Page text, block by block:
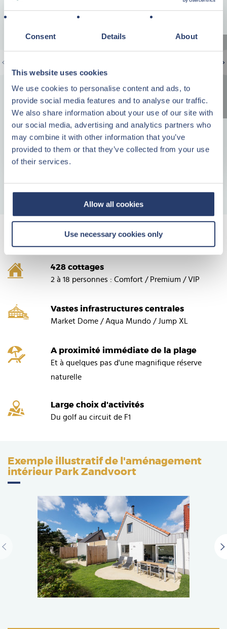
Consent Details About
This website uses cookies
We use cookies to personalise content and ads, to
provide social media features and to analyse our traffic.
We also share information about your use of our site with
our social media, advertising and analytics partners who
may combine it with other information that you’ve
provided to them or that they’ve collected from your use
of their services.
Allow all cookies
Use necessary cookies only
290 000,- €
Mobilier inclus / Hors TVA et frais d'acquisition
Cottage Premium 6 personnes
Pièce(s) : 4
Surface : 70 m²
Infrastructures
428 cottages
2 à 18 personnes : Comfort / Premium / VIP
Vastes infrastructures centrales
Market Dome / Aqua Mundo / Jump XL
A proximité immédiate de la plage
Et à quelques pas d'une magnifique réserve
naturelle
Large choix d'activités
Du golf au circuit de F1
Exemple illustratif de l'aménagement
intérieur Park Zandvoort